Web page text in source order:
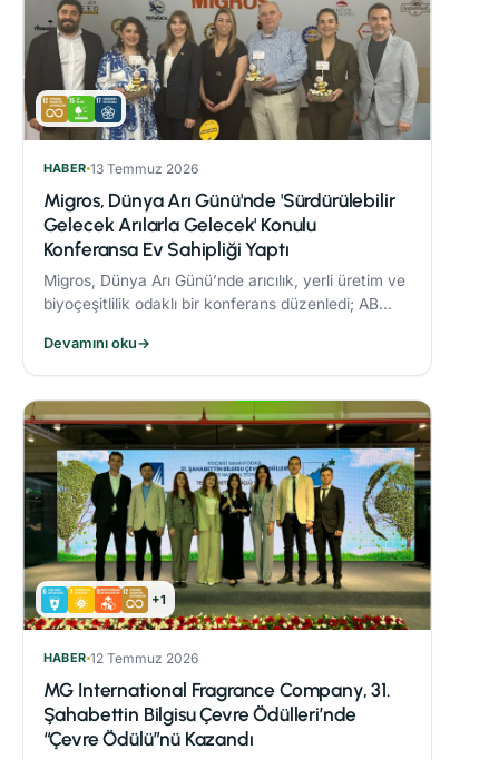
HABER 13 Temmuz 2026
Migros, Dünya Arı Günü'nde 'Sürdürülebilir
Gelecek Arılarla Gelecek' Konulu
Konferansa Ev Sahipliği Yaptı
Migros, Dünya Arı Günü’nde arıcılık, yerli üretim ve
biyoçeşitlilik odaklı bir konferans düzenledi; AB
çevre dostu üretim konuları ele alındı.
Devamını oku→
+1
HABER 12 Temmuz 2026
MG International Fragrance Company, 31.
Şahabettin Bilgisu Çevre Ödülleri’nde
“Çevre Ödülü”nü Kazandı